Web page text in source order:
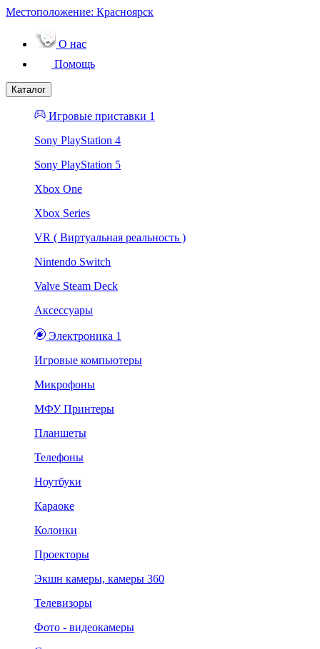
Местоположение: Красноярск
О нас
Помощь
Каталог
Игровые приставки 1
Sony PlayStation 4
Sony PlayStation 5
Xbox One
Xbox Series
VR ( Виртуальная реальность )
Nintendo Switch
Valve Steam Deck
Аксессуары
Электроника 1
Игровые компьютеры
Микрофоны
МФУ Принтеры
Планшеты
Телефоны
Ноутбуки
Караоке
Колонки
Проекторы
Экшн камеры, камеры 360
Телевизоры
Фото - видеокамеры